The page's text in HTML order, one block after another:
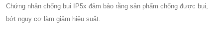
Chứng nhận chống bụi IP5x đảm bảo rằng sản phẩm chống được bụi,
bớt nguy cơ làm giảm hiệu suất.